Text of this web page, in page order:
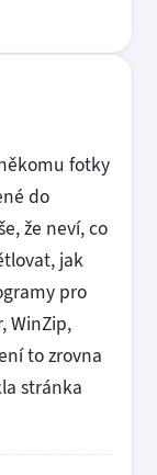
fotky
do
že neví, co
jak
pro
WinZip,
to zrovna
stránka